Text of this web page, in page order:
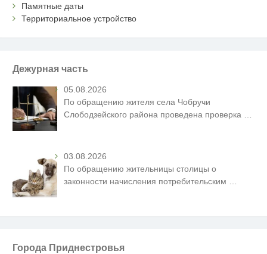
Памятные даты
Территориальное устройство
Дежурная часть
05.08.2026
По обращению жителя села Чобручи
Слободзейского района проведена проверка …
03.08.2026
По обращению жительницы столицы о
законности начисления потребительским
Города Приднестровья